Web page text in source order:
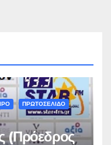
ΠΡΩΤΟΣΕΛΙΔΟ
(Πρόεδρος